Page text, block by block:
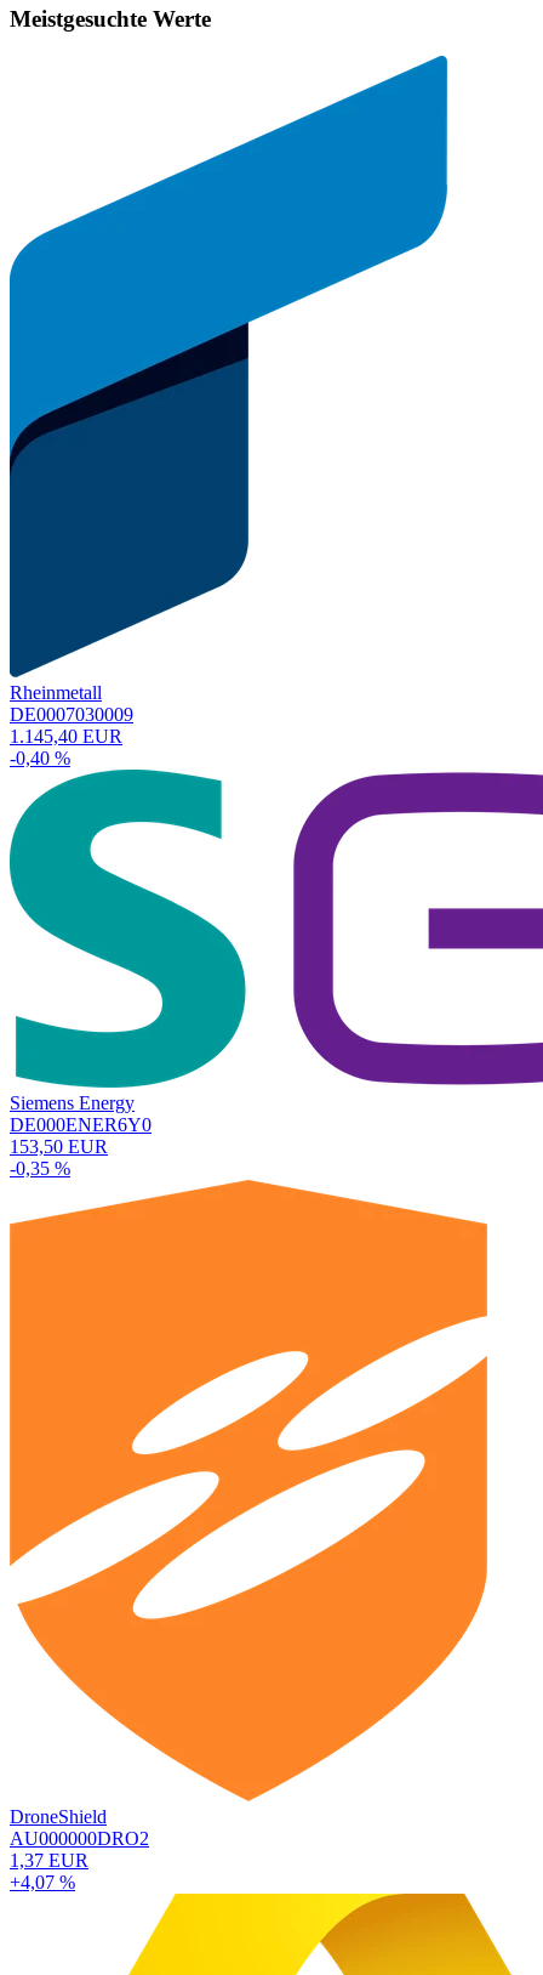
Meistgesuchte Werte
Rheinmetall
DE0007030009
1.145,40 EUR
-0,40 %
Siemens Energy
DE000ENER6Y0
153,50 EUR
-0,35 %
DroneShield
AU000000DRO2
1,37 EUR
+4,07 %